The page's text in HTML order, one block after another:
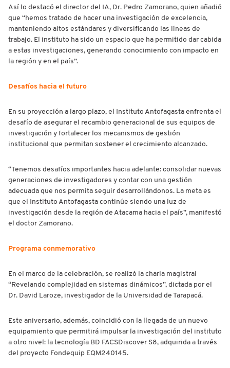
Así lo destacó el director del IA, Dr. Pedro Zamorano, quien añadió
que “hemos tratado de hacer una investigación de excelencia,
manteniendo altos estándares y diversificando las líneas de
trabajo. El instituto ha sido un espacio que ha permitido dar cabida
a estas investigaciones, generando conocimiento con impacto en
la región y en el país”.
Desafíos hacia el futuro
En su proyección a largo plazo, el Instituto Antofagasta enfrenta el
desafío de asegurar el recambio generacional de sus equipos de
investigación y fortalecer los mecanismos de gestión
institucional que permitan sostener el crecimiento alcanzado.
“Tenemos desafíos importantes hacia adelante: consolidar nuevas
generaciones de investigadores y contar con una gestión
adecuada que nos permita seguir desarrollándonos. La meta es
que el Instituto Antofagasta continúe siendo una luz de
investigación desde la región de Atacama hacia el país”, manifestó
el doctor Zamorano.
Programa conmemorativo
En el marco de la celebración, se realizó la charla magistral
“Revelando complejidad en sistemas dinámicos”, dictada por el
Dr. David Laroze, investigador de la Universidad de Tarapacá.
Este aniversario, además, coincidió con la llegada de un nuevo
equipamiento que permitirá impulsar la investigación del instituto
a otro nivel: la tecnología BD FACSDiscover S8, adquirida a través
del proyecto Fondequip EQM240145.